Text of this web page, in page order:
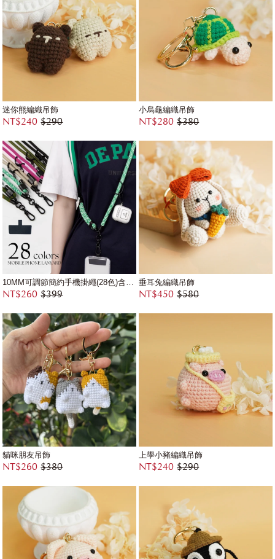
迷你熊編織吊飾
NT$240 $290
小烏龜編織吊飾
NT$280 $380
NT$260 $399
垂耳兔編織吊飾
NT$450 $580
貓咪朋友吊飾
NT$260 $380
上學小豬編織吊飾
NT$240 $290